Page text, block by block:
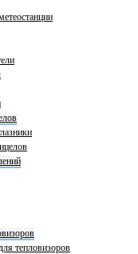
тепловизоров